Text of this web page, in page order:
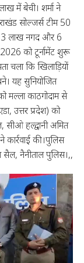
में बेची। शर्मा ने
सोल्जर्स टीम 50
3 लाख नगद और 6
को टूर्नामेंट शुरू
चला कि खिलाड़ियों
यह सुनियोजित
मल्ला काठगोदाम से
उत्तर प्रदेश) को
सीओ हल्द्वानी अमित
कार्रवाई की।पुलिस
सैल, नैनीताल पुलिस।,,